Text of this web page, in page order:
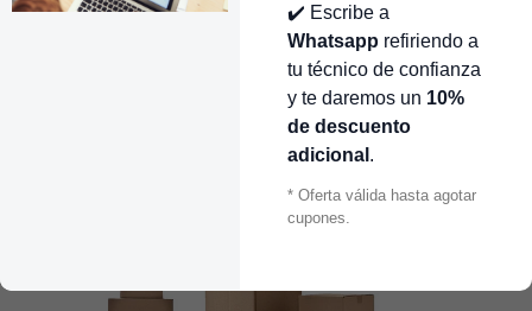
✔️ Escribe a
Whatsapp refiriendo a
tu técnico de confianza
y te daremos un 10%
de descuento
adicional .
* Oferta válida hasta agotar
cupones.